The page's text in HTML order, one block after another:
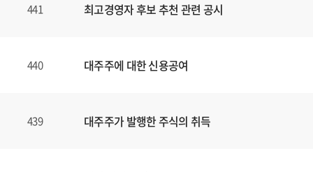
441 최고경영자 후보 추천 관련 공시
440 대주주에 대한 신용공여
439 대주주가 발행한 주식의 취득